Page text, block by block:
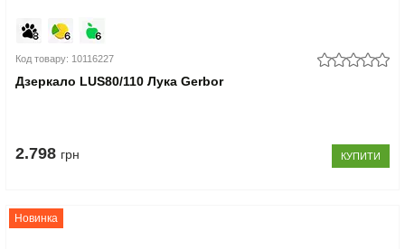
Код товару: 10116227
Дзеркало LUS80/110 Лука Gerbor
2.798 грн КУПИТИ
Новинка